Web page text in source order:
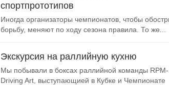
спортпрототипов
Иногда организаторы чемпионатов, чтобы
борьбу, меняют по ходу сезона правила. То же...
Экскурсия на раллийную кухню
Мы побывали в боксах раллийной команды RPM-
Driving Art, выступающией в Кубке и Чемпионате